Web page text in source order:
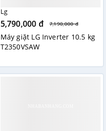
Lg
5,790,000 đ 7,190,000 đ
Máy giặt LG Inverter 10.5 kg
T2350VSAW